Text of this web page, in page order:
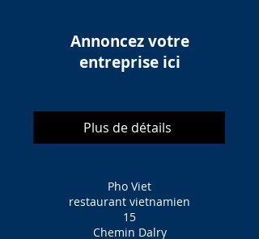
Annoncez votre
entreprise ici
Plus de détails
Pho Viet
restaurant vietnamien
15
Chemin Dalry